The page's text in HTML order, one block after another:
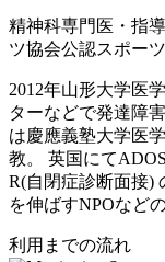
精神科専門医・指
ツ協会公認スポー
2012年山形大学医
ターなどで発達障
は慶應義塾大学医
教。 英国にて
R(自閉症診断面接)
を伸ばすNPOなど
利用までの流れ